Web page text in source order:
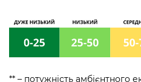
** – потужність амбієнтного